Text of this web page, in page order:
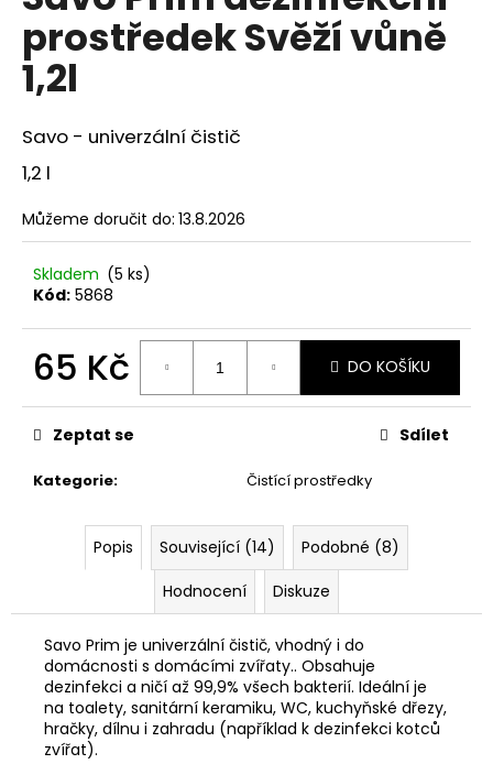
5
hvězdiček.
prostředek Svěží vůně
1,2l
Savo - univerzální čistič
1,2 l
Můžeme doručit do: 13.8.2026
Skladem (5 ks)
Kód: 5868
65 Kč
cena:
DO KOŠÍKU
Kategorie: Čistící prostředky
Zeptat se Sdílet
Popis Související (14)
Podobné (8)
Hodnocení
Diskuze
Savo Prim je univerzální čistič, vhodný i do
domácnosti s domácími zvířaty.. Obsahuje
dezinfekci a ničí až 99,9% všech bakterií. Ideální je
na toalety, sanitární keramiku, WC, kuchyňské dřezy,
hračky, dílnu i zahradu (například k dezinfekci kotců
zvířat).
a
j
í
?
D
o
p
o
u
e
DÁMSKÉ
SANDÁLKY
399
Kč